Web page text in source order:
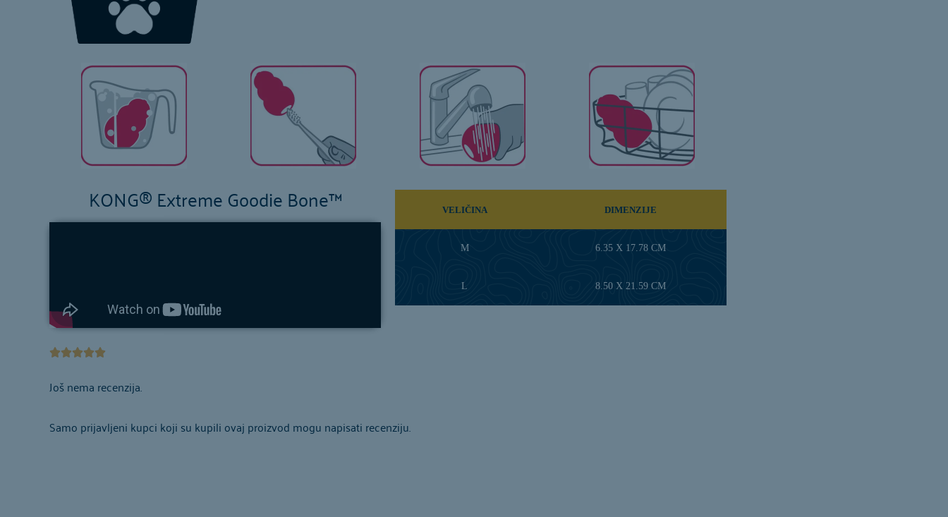
KONG® Extreme Goodie Bone™ VELIČINA DIMENZIJE
M 6.35 X 17.78 CM
L 8.50 X 21.59 CM

od
Još nema recenzija.
Samo prijavljeni kupci koji su kupili ovaj proizvod mogu napisati recenziju.